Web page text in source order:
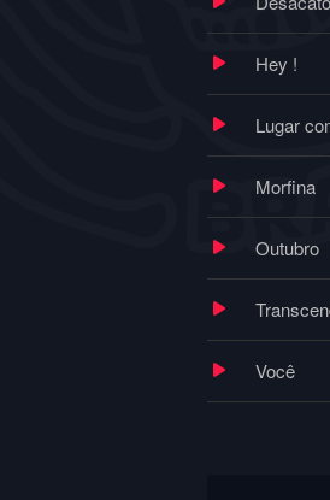
Hey !
Lugar
Morfina
Outubro
Você